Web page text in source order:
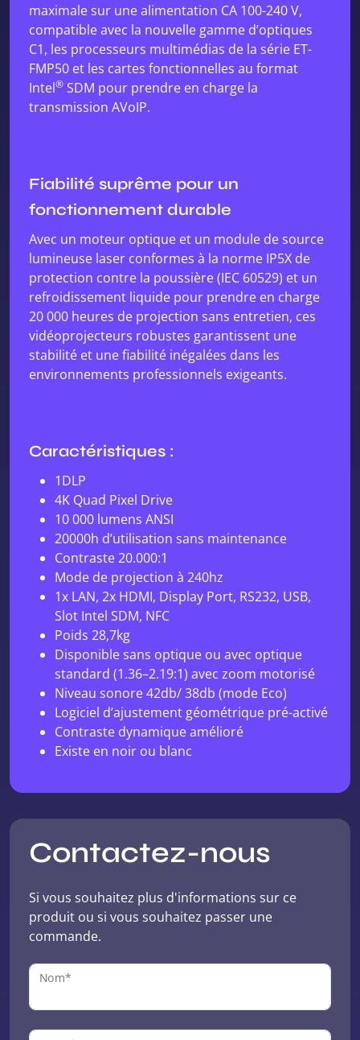
maximale sur une alimentation CA 100-240 V,
compatible avec la nouvelle gamme d’optiques
C1, les processeurs multimédias de la série ET-
FMP50 et les cartes fonctionnelles au format
Intel® SDM pour prendre en charge la
transmission AVoIP.
Fiabilité suprême pour un
fonctionnement durable
Avec un moteur optique et un module de source
lumineuse laser conformes à la norme IP5X de
protection contre la poussière (IEC 60529) et un
refroidissement liquide pour prendre en charge
20 000 heures de projection sans entretien, ces
vidéoprojecteurs robustes garantissent une
stabilité et une fiabilité inégalées dans les
environnements professionnels exigeants.
Caractéristiques :
1DLP
4K Quad Pixel Drive
10 000 lumens ANSI
20000h d’utilisation sans maintenance
Contraste 20.000:1
Mode de projection à 240hz
1x LAN, 2x HDMI, Display Port, RS232, USB,
Slot Intel SDM, NFC
Poids 28,7kg
Disponible sans optique ou avec optique
standard (1.36–2.19:1) avec zoom motorisé
Niveau sonore 42db/ 38db (mode Eco)
Logiciel d’ajustement géométrique pré-activé
Contraste dynamique amélioré
Existe en noir ou blanc
Contactez-nous
Si vous souhaitez plus d'informations sur ce
produit ou si vous souhaitez passer une
commande.
Nom*